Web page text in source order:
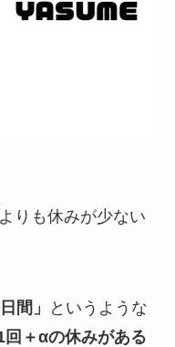
りも休みが少ない
間」
というような
回＋αの休みがある